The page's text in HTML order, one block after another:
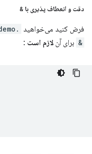
دقت و انعطاف پذیری با &
فرض کنید می‌خواهید .demo
& برای آنلازم است :